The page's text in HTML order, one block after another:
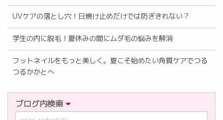
UVケアの落とし穴！日焼け止めだけでは防ぎきれない？
学生の内に脱毛！夏休みの間にムダ毛の悩みを解消
フットネイルをもっと美しく。夏こそ始めたい角質ケアでつる
つるかかとへ
ブログ内検索